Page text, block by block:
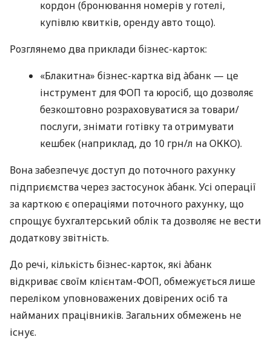
кордон (бронювання номерів у готелі,
купівлю квитків, оренду авто тощо).
Розглянемо два приклади бізнес-карток:
«Блакитна» бізнес-картка від àбанк — це
інструмент для ФОП та юросіб, що дозволяє
безкоштовно розраховуватися за товари/
послуги, знімати готівку та отримувати
кешбек (наприклад, до 10 грн/л на ОККО).
Вона забезпечує доступ до поточного рахунку
підприємства через застосунок àбанк. Усі операції
за карткою є операціями поточного рахунку, що
спрощує бухгалтерський облік та дозволяє не вести
додаткову звітність.
До речі, кількість бізнес-карток, які àбанк
відкриває своїм клієнтам-ФОП, обмежується лише
переліком уповноважених довірених осіб та
найманих працівників. Загальних обмежень не
існує.